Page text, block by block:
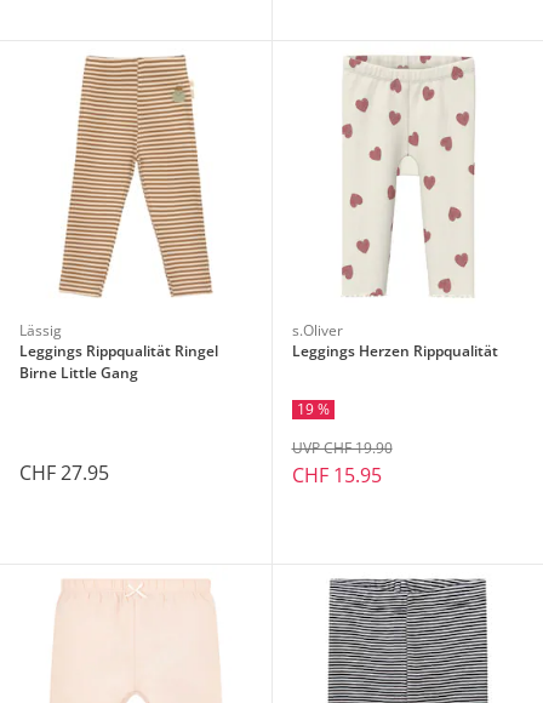
Lässig
Leggings Rippqualität Ringel
Birne Little Gang
CHF 27.95
s.Oliver
Leggings Herzen Rippqualität
19 %
CHF 15.95
UVP CHF 19.90